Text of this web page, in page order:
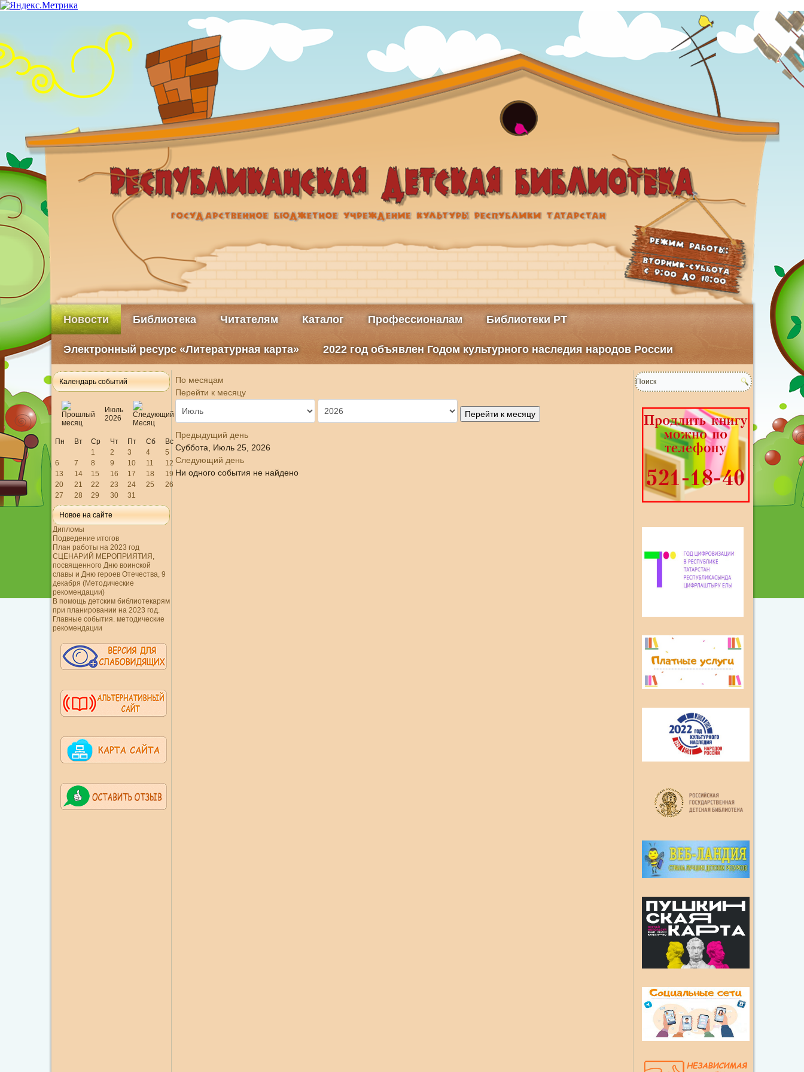
Новости Библиотека Читателям Каталог Профессионалам Библиотеки РТ
Электронный ресурс «Литературная карта» 2022 год объявлен Годом культурного наследия народов России
Календарь событий
Июль
2026
Пн Вт Ср Чт Пт Сб
Вс
1
2 3 4
5
6
7 8 9 10 11
12
13
14 15 16 17 18
19
20
21 22 23 24 25
26
27
28 29 30 31
Новое на сайте
Дипломы
Подведение итогов
План работы на 2023 год
СЦЕНАРИЙ МЕРОПРИЯТИЯ,
посвященного Дню воинской
славы и Дню героев Отечества, 9
декабря (Методические
рекомендации)
В помощь детским библиотекарям
при планировании на 2023 год.
Главные события. методические
рекомендации
По месяцам
Перейти к месяцу
Перейти к месяцу
Предыдущий день
Суббота, Июль 25, 2026
Следующий день
Ни одного события не найдено